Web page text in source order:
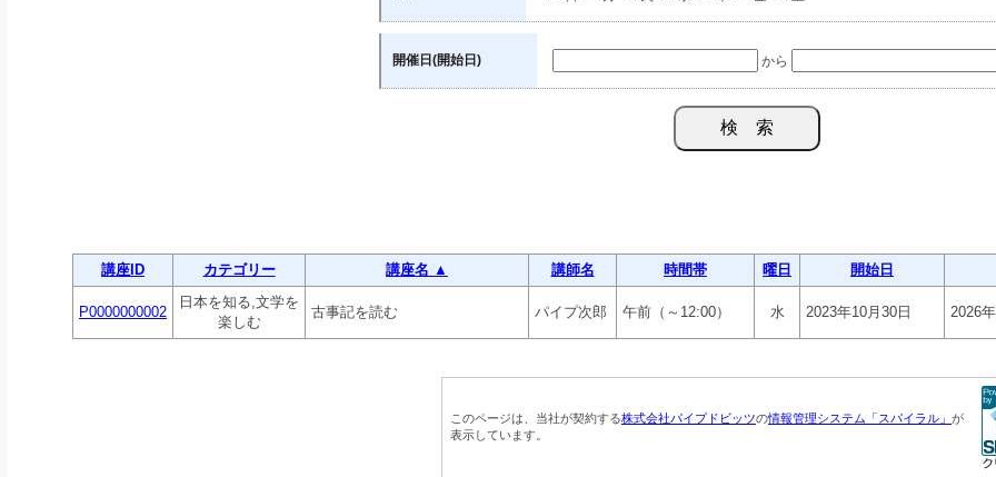
開催日(開始日) から
講座ID カテゴリー 講座名 ▲ 講師名 時間帯 曜日 開始日
P0000000002
日本を知る,文学を
楽しむ
古事記を読む パイプ次郎 午前（～12:00） 水 2023年10月30日 2026
このページは、当社が契約する株式会社パイプドビッツの情報管理システム「スパイラル」 が
表示しています。